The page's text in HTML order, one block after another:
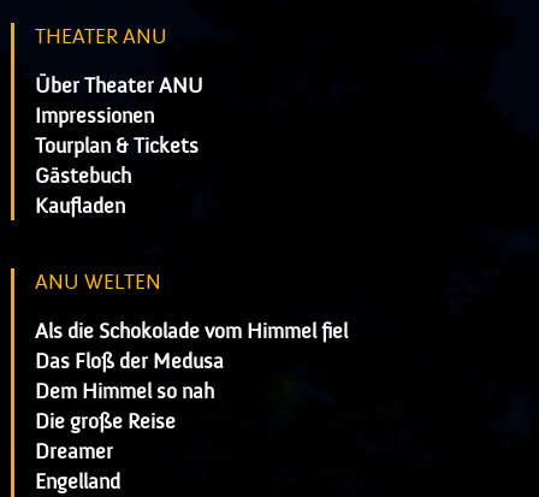
THEATER ANU
Über Theater ANU
Impressionen
Tourplan & Tickets
Gästebuch
Kaufladen
ANU WELTEN
Als die Schokolade vom Himmel fiel
Das Floß der Medusa
Dem Himmel so nah
Die große Reise
Dreamer
Engelland